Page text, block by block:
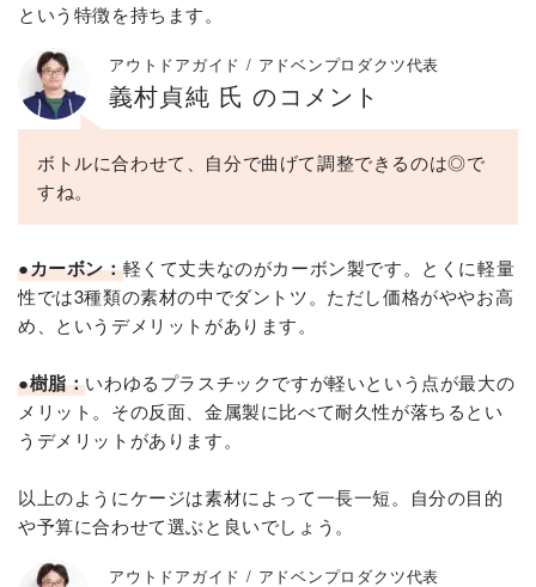
という特徴を持ちます。
アウトドアガイド / アドベンプロダクツ代表
義村貞純 氏 のコメント
ボトルに合わせて、自分で曲げて調整できるのは◎で
すね。
●カーボン：軽くて丈夫なのがカーボン製です。とくに軽量
性では3種類の素材の中でダントツ。ただし価格がややお高
め、というデメリットがあります。
●樹脂：いわゆるプラスチックですが軽いという点が最大の
メリット。その反面、金属製に比べて耐久性が落ちるとい
うデメリットがあります。
以上のようにケージは素材によって一長一短。自分の目的
や予算に合わせて選ぶと良いでしょう。
アウトドアガイド / アドベンプロダクツ代表